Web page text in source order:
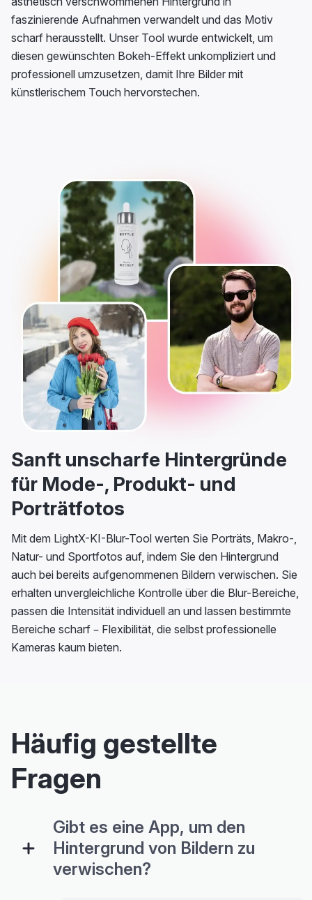
faszinierende Aufnahmen verwandelt und das Motiv
scharf herausstellt. Unser Tool wurde entwickelt, um
diesen gewünschten Bokeh-Effekt unkompliziert und
professionell umzusetzen, damit Ihre Bilder mit
künstlerischem Touch hervorstechen.
Sanft unscharfe Hintergründe
für Mode-, Produkt- und
Porträtfotos
Mit dem LightX-KI-Blur-Tool werten Sie Porträts, Makro-,
Natur- und Sportfotos auf, indem Sie den Hintergrund
auch bei bereits aufgenommenen Bildern verwischen. Sie
erhalten unvergleichliche Kontrolle über die Blur-Bereiche,
passen die Intensität individuell an und lassen bestimmte
Bereiche scharf – Flexibilität, die selbst professionelle
Kameras kaum bieten.
Häufig gestellte
Fragen
Gibt es eine App, um den
Hintergrund von Bildern zu
verwischen?